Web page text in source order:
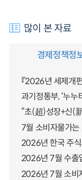
많이 본 자료
경제정책정
『2026년 세제개
과기정통부, ‘누누
“초(超)성장+신(
7월 소비자물가
2026년 한국 주
2026년 7월 수출
2026년 7월 소비